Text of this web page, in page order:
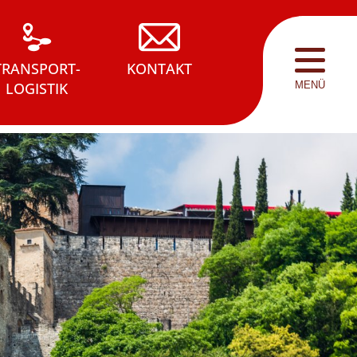
LOGISTIK
KONTAKT
MENÜ
Transport­logistik